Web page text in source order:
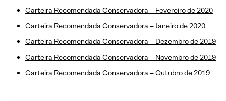
Carteira Recomendada Conservadora – Fevereiro de 2020
Carteira Recomendada Conservadora – Janeiro de 2020
Carteira Recomendada Conservadora – Dezembro de 2019
Carteira Recomendada Conservadora – Novembro de 2019
Carteira Recomendada Conservadora – Outubro de 2019